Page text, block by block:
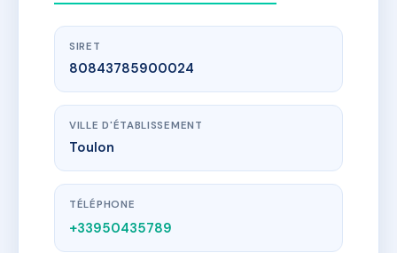
SIRET
80843785900024
VILLE D'ÉTABLISSEMENT
Toulon
TÉLÉPHONE
+33950435789